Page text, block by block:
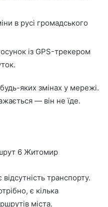
в русі громадського
із GPS-трекером
яких змінах у мережі.
— він не їде.
6 Житомир
транспорту.
є кілька
міста.